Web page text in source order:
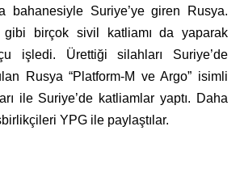
bahanesiyle Suriye’ye giren Rusya.
gibi birçok sivil katliamı da yaparak
işledi. Ürettiği silahları Suriye’de
Rusya “Platform-M ve Argo” isimli
ile Suriye’de katliamlar yaptı. Daha
YPG ile paylaştılar.